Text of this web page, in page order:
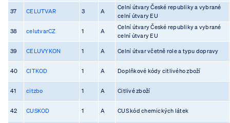
37 CELUTVAR 3 A
Celní útvary České republiky a vybrané
celní útvary EU
38 celutvarCZ 1 A
Celní útvary České republiky a vybrané
celní útvary EU
39 CELUVYKON 1 A Celní útvar včetně role a typu dopravy
40 CITKOD 1 A Doplňkové kódy citlivého zboží
41 citzbo 1 A Citlivé zboží
42 CUSKOD 1 A CUS kód chemických látek